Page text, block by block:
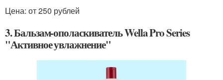
Цена: от 250 рублей
3. Бальзам-ополаскиватель Wella Pro Series
"Активное увлажнение"